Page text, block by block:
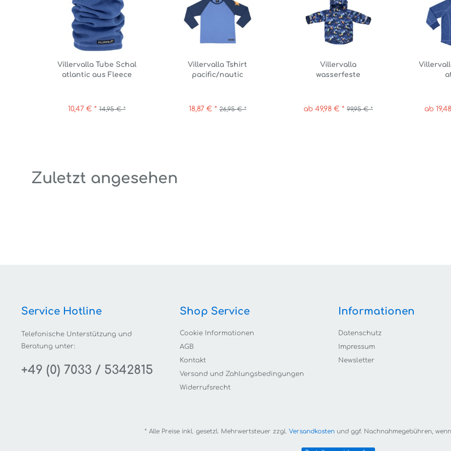
Villervalla Tube Schal
atlantic aus Fleece
10,47 € * 14,95 € *
Villervalla Tshirt
pacific/nautic
18,87 € * 26,95 € *
Villervalla
wasserfeste
ab 49,98 € * 99,95 € * ab
Zuletzt angesehen
Service Hotline
Telefonische Unterstützung und
Beratung unter:
+49 (0) 7033 / 5342815
Shop Service
Cookie Informationen
AGB
Kontakt
Versand und Zahlungsbedingungen
Widerrufsrecht
Informationen
Datenschutz
Impressum
Newsletter
* Alle Preise inkl. gesetzl. Mehrwertsteuer zzgl. Versandkostenund ggf. Nachnahmegebühren,